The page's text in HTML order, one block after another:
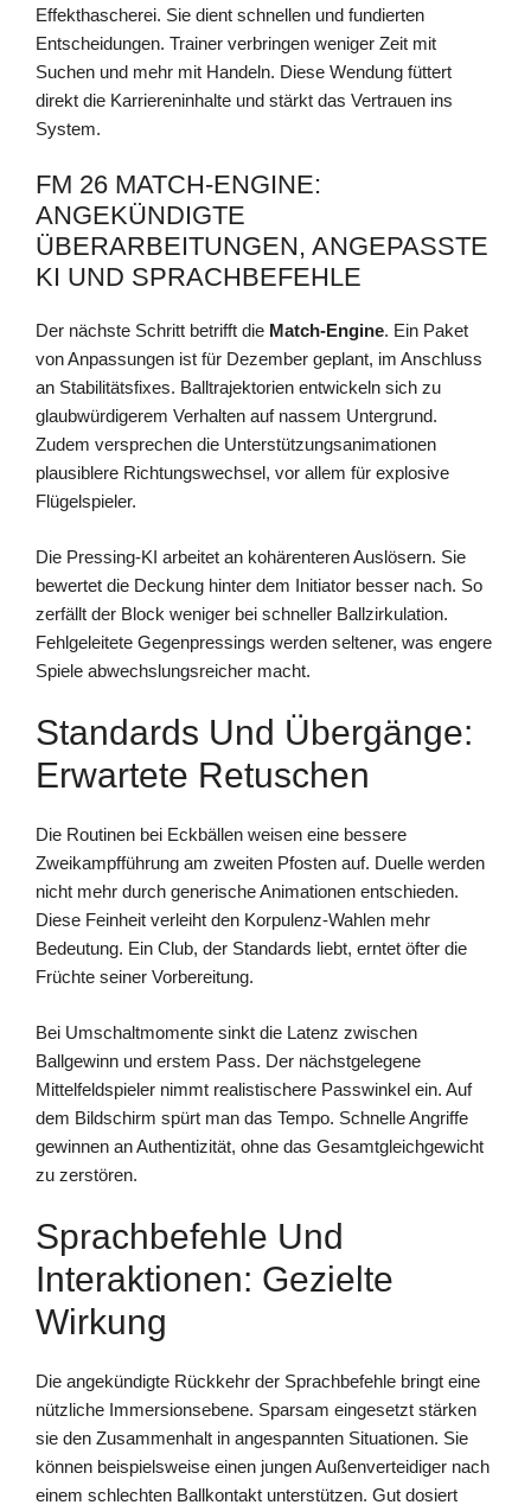
Effekthascherei. Sie dient schnellen und fundierten
Entscheidungen. Trainer verbringen weniger Zeit mit
Suchen und mehr mit Handeln. Diese Wendung füttert
direkt die Karriereninhalte und stärkt das Vertrauen ins
System.
FM 26 MATCH-ENGINE:
ANGEKÜNDIGTE
ÜBERARBEITUNGEN, ANGEPASSTE
KI UND SPRACHBEFEHLE
Der nächste Schritt betrifft die Match-Engine. Ein Paket
von Anpassungen ist für Dezember geplant, im Anschluss
an Stabilitätsfixes. Balltrajektorien entwickeln sich zu
glaubwürdigerem Verhalten auf nassem Untergrund.
Zudem versprechen die Unterstützungsanimationen
plausiblere Richtungswechsel, vor allem für explosive
Flügelspieler.
Die Pressing-KI arbeitet an kohärenteren Auslösern. Sie
bewertet die Deckung hinter dem Initiator besser nach. So
zerfällt der Block weniger bei schneller Ballzirkulation.
Fehlgeleitete Gegenpressings werden seltener, was engere
Spiele abwechslungsreicher macht.
Standards Und Übergänge:
Erwartete Retuschen
Die Routinen bei Eckbällen weisen eine bessere
Zweikampfführung am zweiten Pfosten auf. Duelle werden
nicht mehr durch generische Animationen entschieden.
Diese Feinheit verleiht den Korpulenz-Wahlen mehr
Bedeutung. Ein Club, der Standards liebt, erntet öfter die
Früchte seiner Vorbereitung.
Bei Umschaltmomente sinkt die Latenz zwischen
Ballgewinn und erstem Pass. Der nächstgelegene
Mittelfeldspieler nimmt realistischere Passwinkel ein. Auf
dem Bildschirm spürt man das Tempo. Schnelle Angriffe
gewinnen an Authentizität, ohne das Gesamtgleichgewicht
zu zerstören.
Sprachbefehle Und
Interaktionen: Gezielte
Wirkung
Die angekündigte Rückkehr der Sprachbefehle bringt eine
nützliche Immersionsebene. Sparsam eingesetzt stärken
sie den Zusammenhalt in angespannten Situationen. Sie
können beispielsweise einen jungen Außenverteidiger nach
einem schlechten Ballkontakt unterstützen. Gut dosiert